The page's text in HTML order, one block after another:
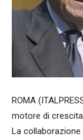
ROMA
motore di
La